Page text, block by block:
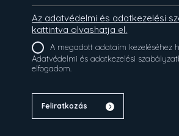
Az adatvédelmi és adatkezelési
kattintva olvashatja el.
A megadott adataim kezeléséhez
Adatvédelmi és adatkezelési szabályzatban
elfogadom.
Feliratkozás